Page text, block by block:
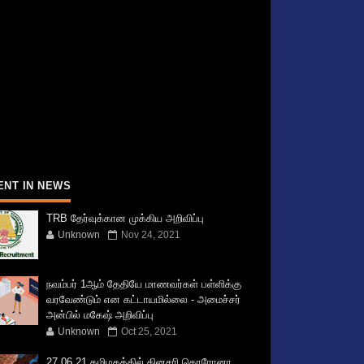
IN NEWS
TRB தேர்வுக்கான முக்கிய அறிவிப்பு
Unknown Nov 24, 2021
நவம்பர் 1ஆம் தேதியே மாணவர்கள் பள்ளிக்கு
வரவேண்டும் என கட்டாயமில்லை - அமைச்சர்
அன்பில் மகேஷ் அறிவிப்பு
Unknown Oct 25, 2021